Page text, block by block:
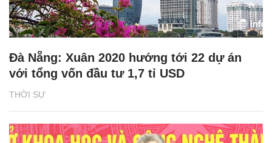
THỜI SỰ
Đà Nẵng: Xuân 2020 hướng tới 22 dự án
với tổng vốn đầu tư 1,7 tỉ USD